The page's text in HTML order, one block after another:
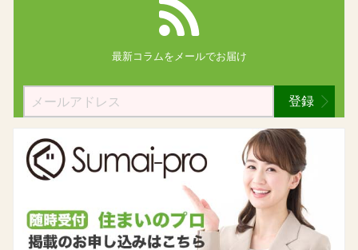
最新コラムを メールでお届け
登録